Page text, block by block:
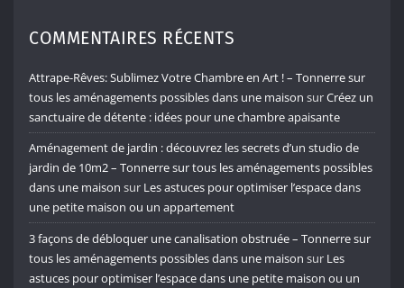
COMMENTAIRES RÉCENTS
Attrape-Rêves: Sublimez Votre Chambre en Art ! – Tonnerre sur
tous les aménagements possibles dans une maison surCréez un
sanctuaire de détente : idées pour une chambre apaisante
Aménagement de jardin : découvrez les secrets d’un studio de
jardin de 10m2 – Tonnerre sur tous les aménagements possibles
dans une maison sur Les astuces pour optimiser l’espace dans
une petite maison ou un appartement
3 façons de débloquer une canalisation obstruée – Tonnerre sur
tous les aménagements possibles dans une maison sur Les
astuces pour optimiser l’espace dans une petite maison ou un